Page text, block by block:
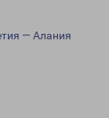
— Алания